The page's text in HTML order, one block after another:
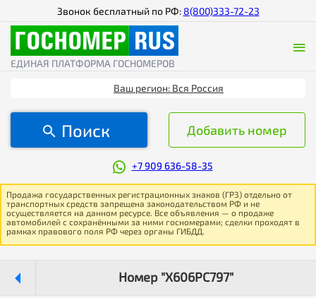
Звонок бесплатный по РФ: 8(800)333-72-23
ЕДИНАЯ ПЛАТФОРМА ГОСНОМЕРОВ
Ваш регион: Вся Россия
Поиск Добавить номер
+7 909 636-58-35
Продажа государственных регистрационных знаков (ГРЗ) отдельно от
транспортных средств запрещена законодательством РФ и не
осуществляется на данном ресурсе. Все объявления — о продаже
автомобилей с сохранёнными за ними госномерами; сделки проходят в
рамках правового поля РФ через органы ГИБДД.
Номер "Х606РС797"